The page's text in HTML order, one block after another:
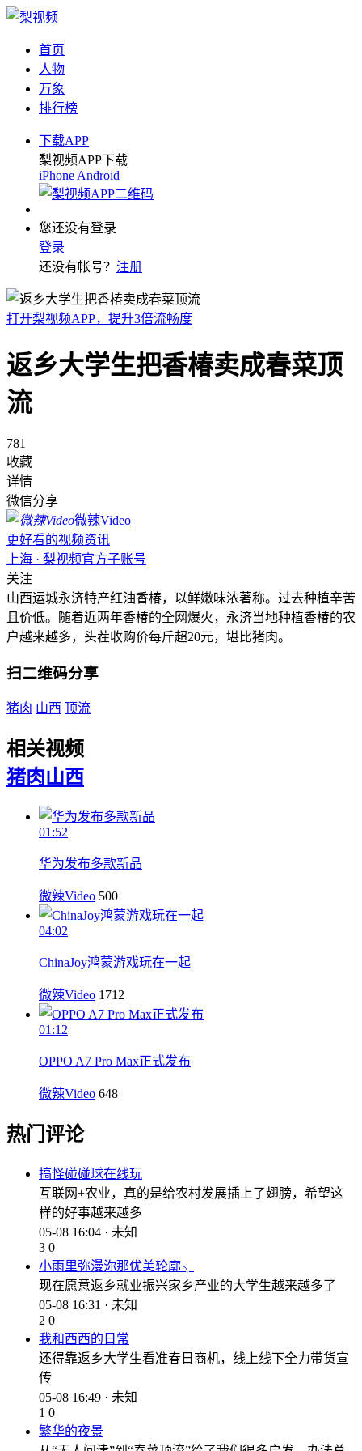
首页
人物
万象
排行榜
下载APP
梨视频APP下载
iPhone Android
您还没有登录
登录
还没有帐号？ 注册
打开梨视频APP，提升3倍流畅度
返乡大学生把香椿卖成春菜顶
流
781
收藏
详情
微信分享
微辣Video
更好看的视频资讯
上海 · 梨视频官方子账号
关注
山西运城永济特产红油香椿，以鲜嫩味浓著称。过去种植辛苦
且价低。随着近两年香椿的全网爆火，永济当地种植香椿的农
户越来越多，头茬收购价每斤超20元，堪比猪肉。
扫二维码分享
猪肉 山西 顶流
相关视频
猪肉 山西
01:52
华为发布多款新品
微辣Video 500
04:02
ChinaJoy鸿蒙游戏玩在一起
微辣Video 1712
01:12
OPPO A7 Pro Max正式发布
微辣Video 648
热门评论
搞怪碰碰球在线玩
互联网+农业，真的是给农村发展插上了翅膀，希望这
样的好事越来越多
05-08 16:04 · 未知
3 0
小雨里弥漫沵那优美轮廓╮
现在愿意返乡就业振兴家乡产业的大学生越来越多了
05-08 16:31 · 未知
2 0
我和西西的日常
还得靠返乡大学生看准春日商机，线上线下全力带货宣
传
05-08 16:49 · 未知
1 0
繁华的夜景